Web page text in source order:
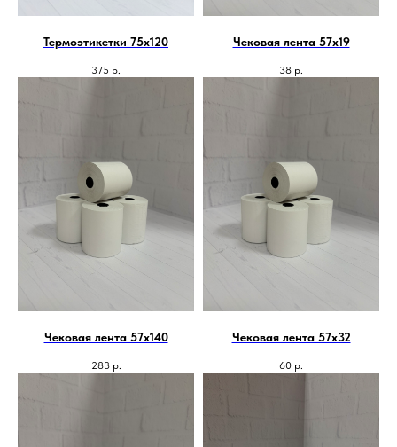
Термоэтикетки 75х120
375 р.
Чековая лента 57х19
38 р.
Чековая лента 57х140
283 р.
Чековая лента 57х32
60 р.